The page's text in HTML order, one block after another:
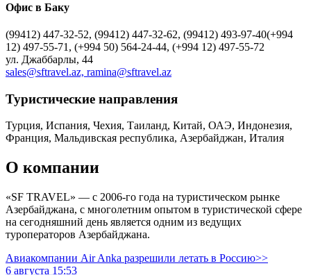
Офис в Баку
(99412) 447-32-52, (99412) 447-32-62, (99412) 493-97-40(+994
12) 497-55-71, (+994 50) 564-24-44, (+994 12) 497-55-72
ул. Джаббарлы, 44
sales@sftravel.az, ramina@sftravel.az
Туристическиe направления
Турция, Испания, Чехия, Таиланд, Китай, ОАЭ, Индонезия,
Франция, Мальдивская республика, Азербайджан, Италия
О компании
«SF TRAVEL» — с 2006-го года на туристическом рынке
Азербайджана, с многолетним опытом в туристической сфере
на сегодняшний день является одним из ведущих
туроператоров Азербайджана.
Авиакомпании Air Anka разрешили летать в Россию>>
6 августа 15:53